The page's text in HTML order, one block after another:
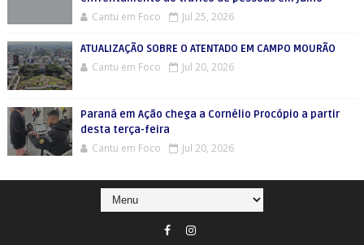
Cantu em Foco Jul 25, 2026
ATUALIZAÇÃO SOBRE O ATENTADO EM CAMPO MOURÃO
Cantu em Foco Jul 20, 2026
Paraná em Ação chega a Cornélio Procópio a partir
desta terça-feira
Cantu em Foco Jul 20, 2026